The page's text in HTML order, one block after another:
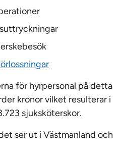
för hyrpersonal på detta
kronor vilket resulterar i
sjuksköterskor.
ser ut i Västmanland och